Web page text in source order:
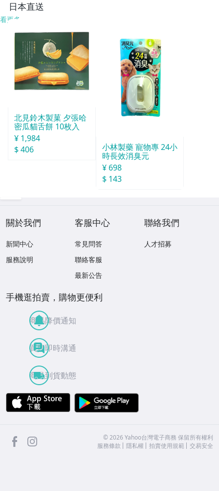
日本直送
看更多
北見鈴木製菓 夕張哈
密瓜貓舌餅 10枚入
¥ 1,984
$ 406
小林製藥 寵物專 24小
時長效消臭元
¥ 698
$ 143
關於我們
新聞中心
服務說明
客服中心
常見問答
聯絡客服
最新公告
聯絡我們
人才招募
手機逛拍賣，購物更便利
商品降價通知
買賣即時溝通
商品到貨動態
APP Store
facebook ©2026 Yahoo台灣電子商務 保留所有權利
服務條款
隱私權 拍賣使用規範 交易安全